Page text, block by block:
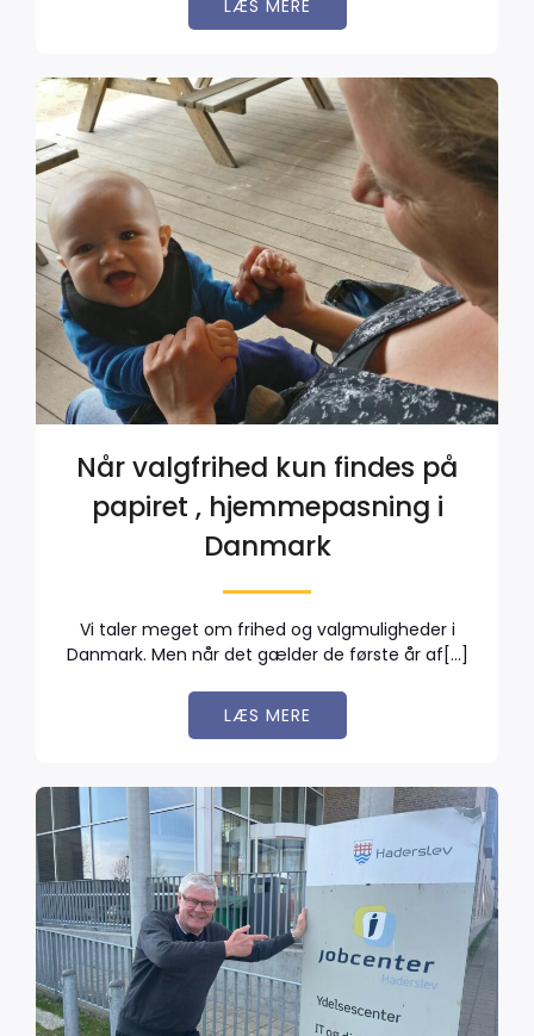
LÆS MERE
Når valgfrihed kun findes på
papiret , hjemmepasning i
Danmark
Vi taler meget om frihed og valgmuligheder i
Danmark. Men når det gælder de første år af[…]
LÆS MERE